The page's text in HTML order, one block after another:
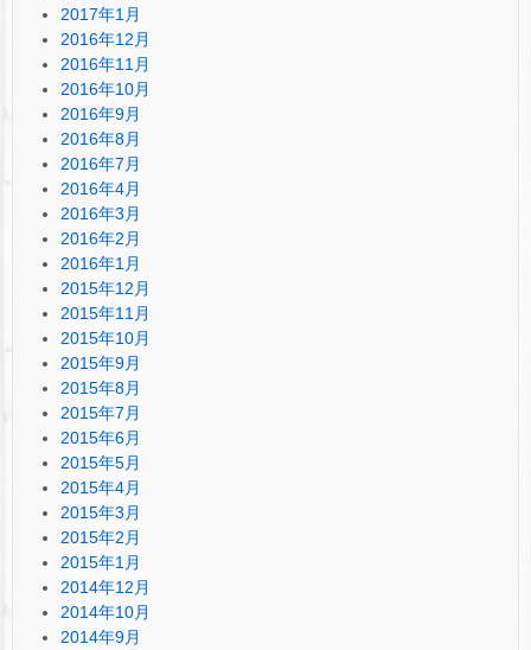
2017年1月
2016年12月
2016年11月
2016年10月
2016年9月
2016年8月
2016年7月
2016年4月
2016年3月
2016年2月
2016年1月
2015年12月
2015年11月
2015年10月
2015年9月
2015年8月
2015年7月
2015年6月
2015年5月
2015年4月
2015年3月
2015年2月
2015年1月
2014年12月
2014年10月
2014年9月